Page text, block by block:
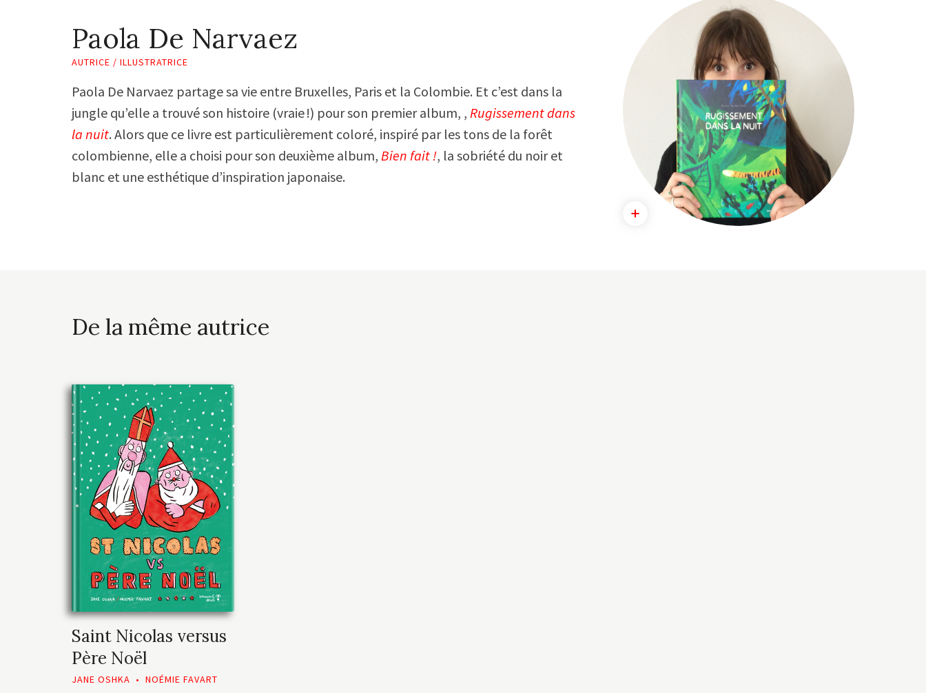
Paola De Narvaez
AUTRICE / ILLUSTRATRICE
Paola De Narvaez partage sa vie entre Bruxelles, Paris et la Colombie. Et c’est dans la
jungle qu’elle a trouvé son histoire (vraie !) pour son premier album, , Rugissement dans
la nuit. Alors que ce livre est particulièrement coloré, inspiré par les tons de la forêt
colombienne, elle a choisi pour son deuxième album, Bien fait !, la sobriété du noir et
blanc et une esthétique d’inspiration japonaise.
De la même autrice
Saint Nicolas versus
Père Noël
JANE OSHKA • NOÉMIE FAVART